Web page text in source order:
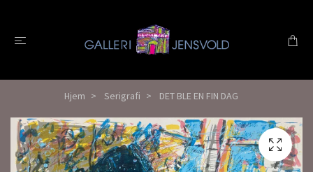
Hjem Serigrafi DET BLE EN FIN DAG